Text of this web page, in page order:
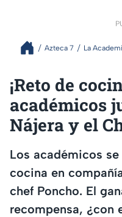
Azteca 7 La
¡Reto de
académicos
Nájera y el
Los académicos
cocina en
chef Poncho. El
recompensa, ¿con